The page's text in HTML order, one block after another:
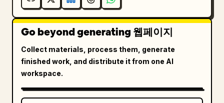
Go beyond generating 웹페이지
Collect materials, process them, generate
finished work, and distribute it from one AI
workspace.